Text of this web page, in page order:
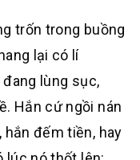
trốn trong buồng
lại có lí
lùng sục,
Hắn cứ ngồi nán
hắn đếm tiền, hay